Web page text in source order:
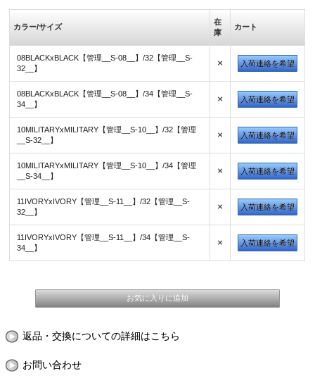
カラー/サイズ
在
庫
カート
08BLACKxBLACK【管理__S-08__】/32【管理__S-
32__】
× 入荷連絡を希望
08BLACKxBLACK【管理__S-08__】/34【管理__S-
34__】
× 入荷連絡を希望
10MILITARYxMILITARY【管理__S-10__】/32【管理
__S-32__】
× 入荷連絡を希望
10MILITARYxMILITARY【管理__S-10__】/34【管理
__S-34__】
× 入荷連絡を希望
11IVORYxIVORY【管理__S-11__】/32【管理__S-
32__】
× 入荷連絡を希望
11IVORYxIVORY【管理__S-11__】/34【管理__S-
34__】
× 入荷連絡を希望
返品・交換についての詳細はこちら
お問い合わせ